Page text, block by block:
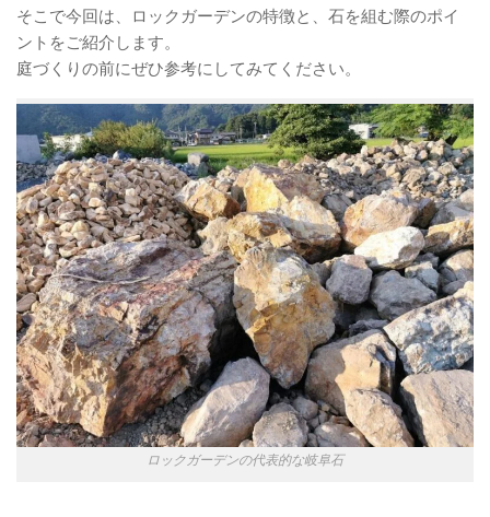
そこで今回は、ロックガーデンの特徴と、石を組む際のポイ
ントをご紹介します。
庭づくりの前にぜひ参考にしてみてください。
ロックガーデンの代表的な岐阜石